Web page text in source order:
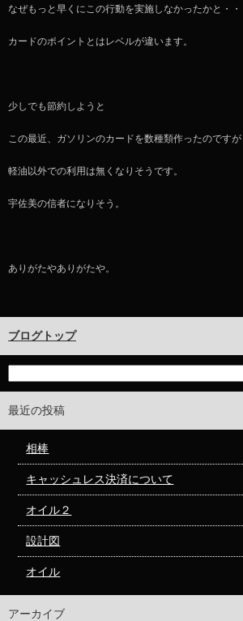
なぜもっと早くにこの行動を実施しなかったかと・・
カードのポイントとはレベルが違います。
少しでも節約しようと
この最近、ガソリンのカードを数種類作ったのですが
軽油以外での利用は無くなりそうです。
宇佐美の信者になりそう。
ありがたやありがたや。
ブログトップ
最近の投稿
相棒
キャッシュレス決済について
オイル２
設計図
オイル
アーカイブ